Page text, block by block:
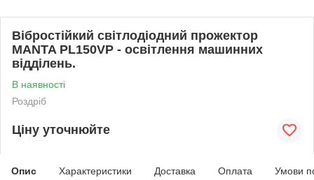
Вібростійкий світлодіодний прожектор
MANTA PL150VP - освітлення машинних
відділень.
В наявності
Роздріб
Ціну уточнюйте
Опис Характеристики Доставка Оплата Умови